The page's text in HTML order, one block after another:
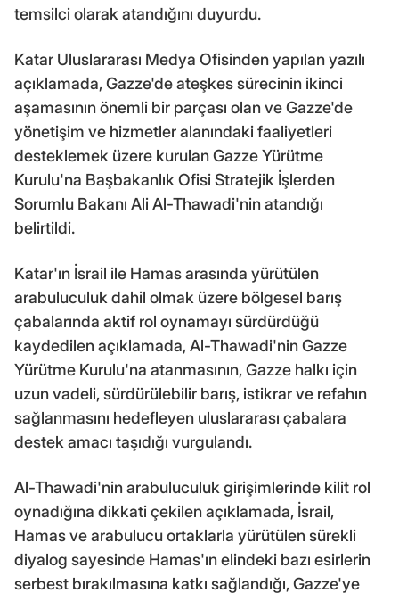
temsilci olarak atandığını duyurdu.
Katar Uluslararası Medya Ofisinden yapılan yazılı
açıklamada, Gazze'de ateşkes sürecinin ikinci
aşamasının önemli bir parçası olan ve Gazze'de
yönetişim ve hizmetler alanındaki faaliyetleri
desteklemek üzere kurulan Gazze Yürütme
Kurulu'na Başbakanlık Ofisi Stratejik İşlerden
Sorumlu Bakanı Ali Al-Thawadi'nin atandığı
belirtildi.
Katar'ın İsrail ile Hamas arasında yürütülen
arabuluculuk dahil olmak üzere bölgesel barış
çabalarında aktif rol oynamayı sürdürdüğü
kaydedilen açıklamada, Al-Thawadi'nin Gazze
Yürütme Kurulu'na atanmasının, Gazze halkı için
uzun vadeli, sürdürülebilir barış, istikrar ve refahın
sağlanmasını hedefleyen uluslararası çabalara
destek amacı taşıdığı vurgulandı.
Al-Thawadi'nin arabuluculuk girişimlerinde kilit rol
oynadığına dikkati çekilen açıklamada, İsrail,
Hamas ve arabulucu ortaklarla yürütülen sürekli
diyalog sayesinde Hamas'ın elindeki bazı esirlerin
serbest bırakılmasına katkı sağlandığı, Gazze'ye